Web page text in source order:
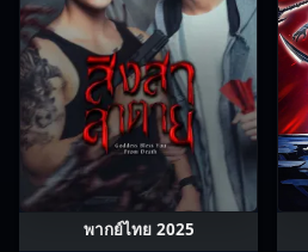
พากย์ไทย 2025